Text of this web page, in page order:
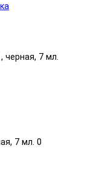
черная, 7 мл.
7 мл. 0